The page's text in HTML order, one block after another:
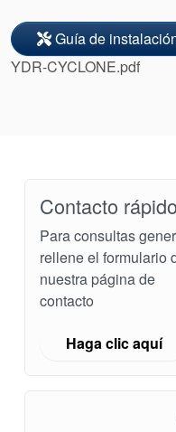
Academia
Planos de
Folletos de
Guía de
YDR-CYCLONE.pdf
Contacto rápido
Para consultas
rellene el formulario
nuestra página de
contacto
Haga clic aquí